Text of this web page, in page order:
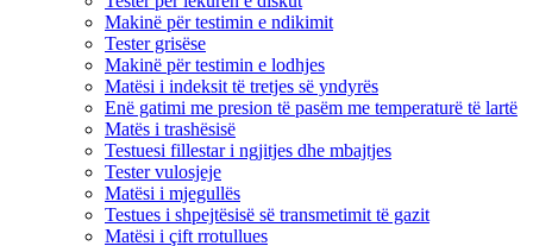
Makinë për testimin e ndikimit
Tester grisëse
Makinë për testimin e lodhjes
Matësi i indeksit të tretjes së yndyrës
Enë gatimi me presion të pasëm me temperaturë të lartë
Matës i trashësisë
Testuesi fillestar i ngjitjes dhe mbajtjes
Tester vulosjeje
Matësi i mjegullës
Testues i shpejtësisë së transmetimit të gazit
Matësi i çift rrotullues